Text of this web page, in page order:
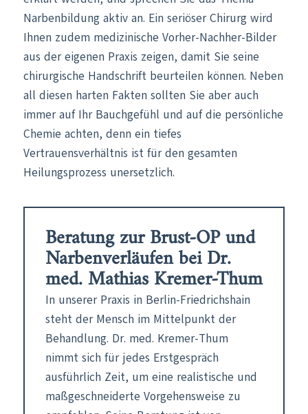
Narbenbildung aktiv an. Ein seriöser Chirurg wird
Ihnen zudem medizinische Vorher-Nachher-Bilder
aus der eigenen Praxis zeigen, damit Sie seine
chirurgische Handschrift beurteilen können. Neben
all diesen harten Fakten sollten Sie aber auch
immer auf Ihr Bauchgefühl und auf die persönliche
Chemie achten, denn ein tiefes
Vertrauensverhältnis ist für den gesamten
Heilungsprozess unersetzlich.
Beratung zur Brust-OP und
Narbenverläufen bei Dr.
med. Mathias Kremer-Thum
In unserer Praxis in Berlin-Friedrichshain
steht der Mensch im Mittelpunkt der
Behandlung. Dr. med. Kremer-Thum
nimmt sich für jedes Erstgespräch
ausführlich Zeit, um eine realistische und
maßgeschneiderte Vorgehensweise zu